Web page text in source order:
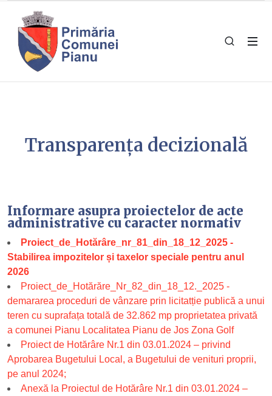
Transparența decizională
Informare asupra proiectelor de acte
administrative cu caracter normativ
Proiect_de_Hotărâre_nr_81_din_18_12_2025 -
Stabilirea impozitelor și taxelor speciale pentru anul
2026
Proiect_de_Hotărăre_Nr_82_din_18_12._2025 -
demararea proceduri de vânzare prin licitatție publică a unui
teren cu suprafața totală de 32.862 mp proprietatea privată
a comunei Pianu Localitatea Pianu de Jos Zona Golf
Proiect de Hotărâre Nr.1 din 03.01.2024 – privind
Aprobarea Bugetului Local, a Bugetului de venituri proprii,
pe anul 2024;
Anexă la Proiectul de Hotărâre Nr.1 din 03.01.2024 –